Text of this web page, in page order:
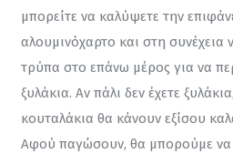
μπορείτε να καλύψετε την
αλουμινόχαρτο και στη συνέχεια
τρύπα στο επάνω μέρος για να
ξυλάκια. Αν πάλι δεν έχετε
κουταλάκια θα κάνουν εξίσου
Αφού παγώσουν, θα μπορούμε να